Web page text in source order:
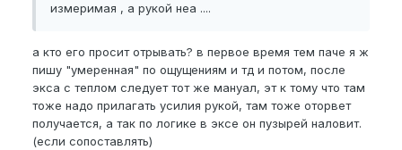
измеримая , а рукой неа ....
а кто его просит отрывать? в первое время тем паче я ж
пишу "умеренная" по ощущениям и тд и потом, после
экса с теплом следует тот же мануал, эт к тому что там
тоже надо прилагать усилия рукой, там тоже оторвет
получается, а так по логике в эксе он пузырей наловит.
(если сопоставлять)